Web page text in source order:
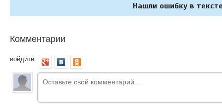
Нашли ошибку в
Комментарии
войдите